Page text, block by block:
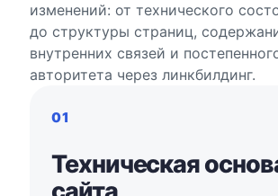
изменений: от технического
до структуры страниц,
внутренних связей и
авторитета через линкбилдинг.
01
Техническая